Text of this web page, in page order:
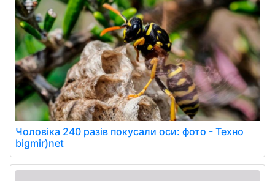
Чоловіка 240 разів покусали оси: фото - Техно
bigmir)net